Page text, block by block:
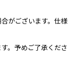
がございます。仕様
。予めご了承くださ